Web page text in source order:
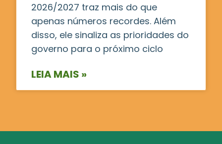
2026/2027 traz mais do que
apenas números recordes. Além
disso, ele sinaliza as prioridades do
governo para o próximo ciclo
LEIA MAIS »